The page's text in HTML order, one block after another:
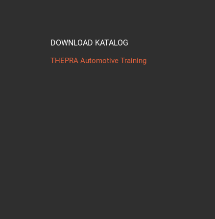
DOWNLOAD KATALOG
THEPRA Automotive Training